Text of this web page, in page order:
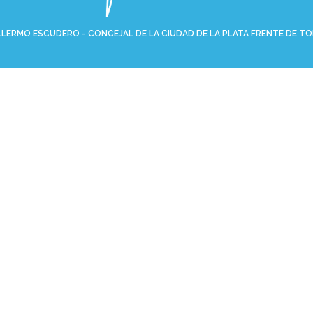
ESCUDERO - CONCEJAL DE LA CIUDAD DE LA PLATA FRENTE DE